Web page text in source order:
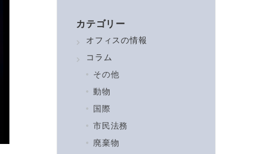
カテゴリー
オフィスの情報
コラム
その他
動物
国際
市民法務
廃棄物